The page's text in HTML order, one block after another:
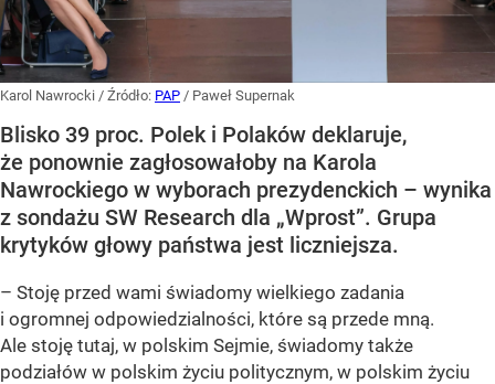
Karol Nawrocki / Źródło: PAP / Paweł Supernak
Blisko 39 proc. Polek i Polaków deklaruje,
że ponownie zagłosowałoby na Karola
Nawrockiego w wyborach prezydenckich – wynika
z sondażu SW Research dla „Wprost”. Grupa
krytyków głowy państwa jest liczniejsza.
– Stoję przed wami świadomy wielkiego zadania
i ogromnej odpowiedzialności, które są przede mną.
Ale stoję tutaj, w polskim Sejmie, świadomy także
podziałów w polskim życiu politycznym, w polskim życiu